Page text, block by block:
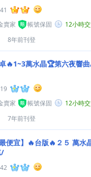
賣家 帳號保固
12小時
8年前刊登
卓🔥1~3萬水晶🏆第六夜響
賣家 帳號保固
12小時
7年前刊登
便宜】🔥台版🔥２５ 萬
/